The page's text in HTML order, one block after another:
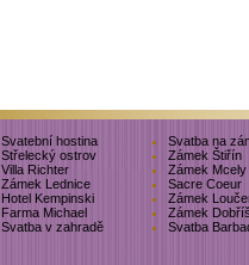
Svatební hostina
Svatba na
Střelecký ostrov
Zámek Štiřín
Villa Richter
Zámek Mcely
Zámek Lednice
Sacre Coeur
Hotel Kempinski
Zámek
Farma Michael
Zámek
Svatba v zahradě Svatba